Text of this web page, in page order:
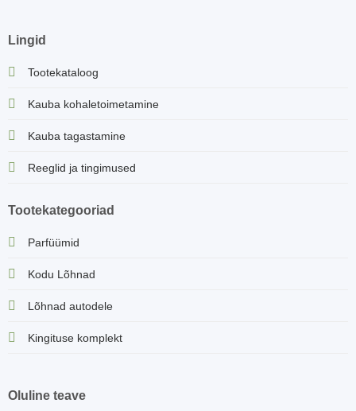
Lingid
Tootekataloog
Kauba kohaletoimetamine
Kauba tagastamine
Reeglid ja tingimused
Tootekategooriad
Parfüümid
Kodu Lõhnad
Lõhnad autodele
Kingituse komplekt
Oluline teave